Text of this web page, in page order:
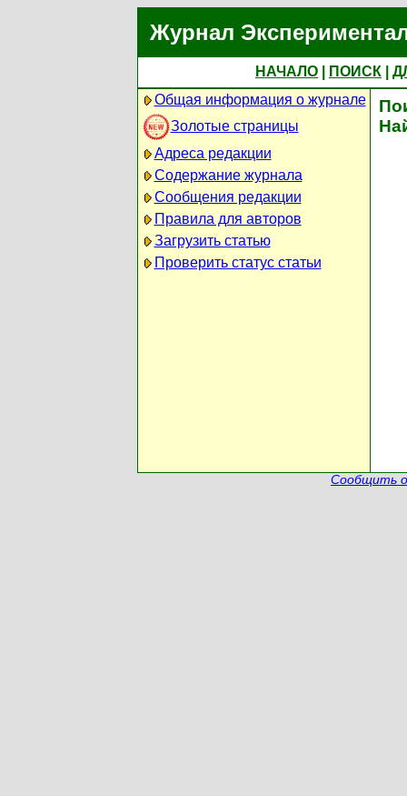
Журнал
НАЧАЛО ПОИСК
Общая информация о журнале
Золотые страницы
Адреса редакции
Содержание журнала
Сообщения редакции
Правила для авторов
Загрузить статью
Проверить статус статьи
Сообщить о